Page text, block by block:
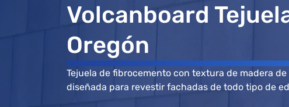
Volcanboard
Oregón
Tejuela de fibrocemento con textura de madera de
diseñada para revestir fachadas de todo tipo de